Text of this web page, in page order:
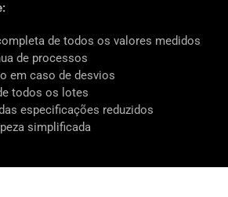
de todos os valores medidos
de processos
em caso de desvios
todos os lotes
especificações reduzidos
simplificada